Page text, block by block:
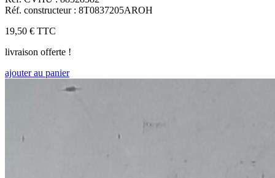
Réf. constructeur : 8T0837205AROH
19,50 € TTC
livraison offerte !
ajouter au panier